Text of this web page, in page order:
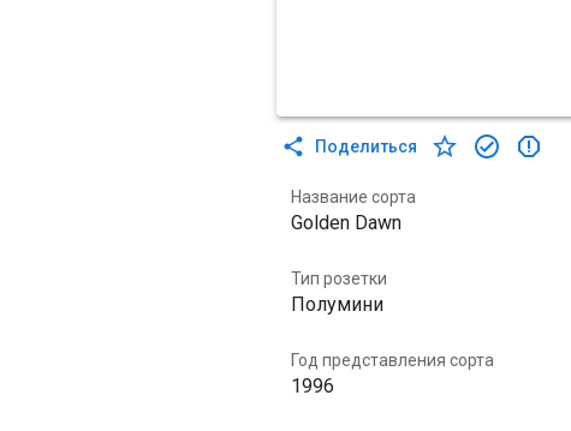
Поделиться
Название сорта
Golden Dawn
Тип розетки
Полумини
Год представления сорта
1996